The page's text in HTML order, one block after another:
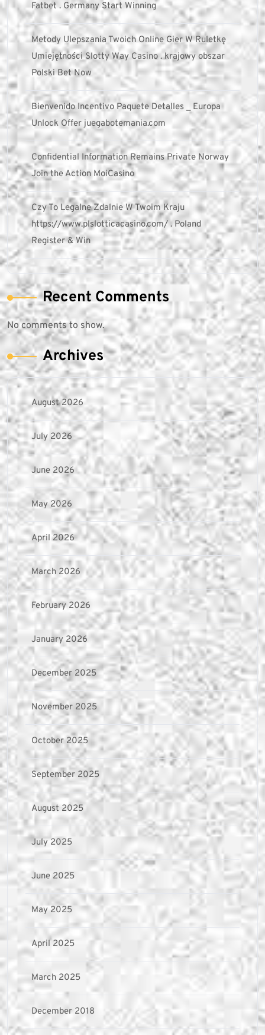
Fatbet . Germany Start Winning
Metody Ulepszania Twoich Online Gier W Ruletkę
Umiejętności Slotty Way Casino . krajowy obszar
Polski Bet Now
Bienvenido Incentivo Paquete Detalles _ Europa
Unlock Offer juegabotemania.com
Confidential Information Remains Private Norway
Join the Action MoiCasino
Czy To Legalne Zdalnie W Twoim Kraju
https://www.plslotticacasino.com/ . Poland
Register & Win
Recent Comments
No comments to show.
Archives
August 2026
July 2026
June 2026
May 2026
April 2026
March 2026
February 2026
January 2026
December 2025
November 2025
October 2025
September 2025
August 2025
July 2025
June 2025
May 2025
April 2025
March 2025
December 2018